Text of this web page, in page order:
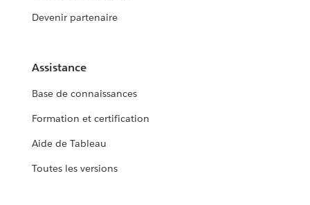
Devenir partenaire
Assistance
Base de connaissances
Formation et certification
Aide de Tableau
Toutes les versions